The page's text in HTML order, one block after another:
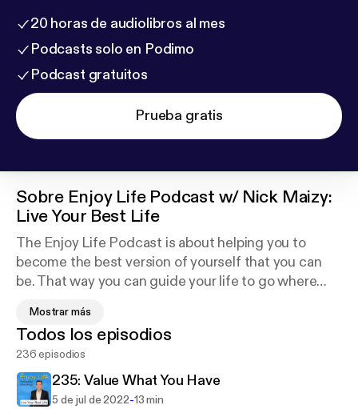
20 horas de audiolibros al mes
Podcasts solo en Podimo
Podcast gratuitos
Prueba gratis
Sobre Enjoy Life Podcast w/ Nick Maizy:
Live Your Best Life
The Enjoy Life Podcast is about helping you to
become the best version of yourself that you can
be. That way you can guide your life to go where
your family, and the things that are important to you.
In each episode, Nick Maizy shares tips to help you
live intentionally, grow and develop personally,
achieve goals, and lead others as well. As a Maxwell
Leadership certified team member, Nick has access
Mostrar más
Todos los episodios
236 episodios
235: Value What You Have
5 de jul de 2022-13 min